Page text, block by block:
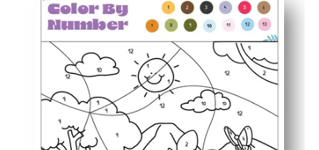
Desarrolla habilidades clave: reconocimiento de
Amigable con la motricidad fina: colorear dentro de
Revelación motivadora: los niños se mantienen